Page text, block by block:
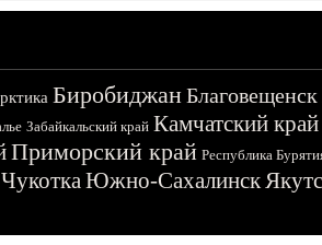
БиробиджанБлаговещенск
Забайкальский край Камчатский край
Приморский край Республика
ЧукоткаЮжно-Сахалинск